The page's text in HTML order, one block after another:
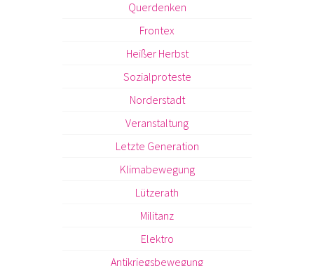
Querdenken
Frontex
Heißer Herbst
Sozialproteste
Norderstadt
Veranstaltung
Letzte Generation
Klimabewegung
Lützerath
Militanz
Elektro
Antikriegsbewegung